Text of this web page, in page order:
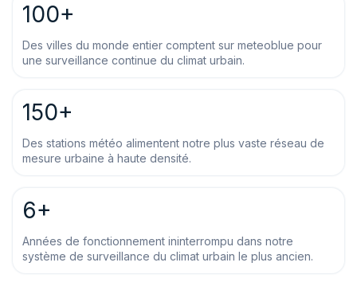
100+
Des villes du monde entier comptent sur meteoblue pour
une surveillance continue du climat urbain.
150+
Des stations météo alimentent notre plus vaste réseau de
mesure urbaine à haute densité.
6+
Années de fonctionnement ininterrompu dans notre
système de surveillance du climat urbain le plus ancien.